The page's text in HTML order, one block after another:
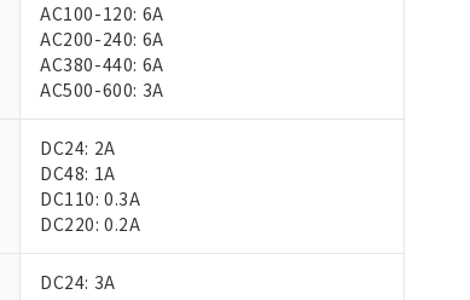
AC100-120: 6A
AC200-240: 6A
AC380-440: 6A
AC500-600: 3A
DC24: 2A
DC48: 1A
DC110: 0.3A
DC220: 0.2A
DC24: 3A